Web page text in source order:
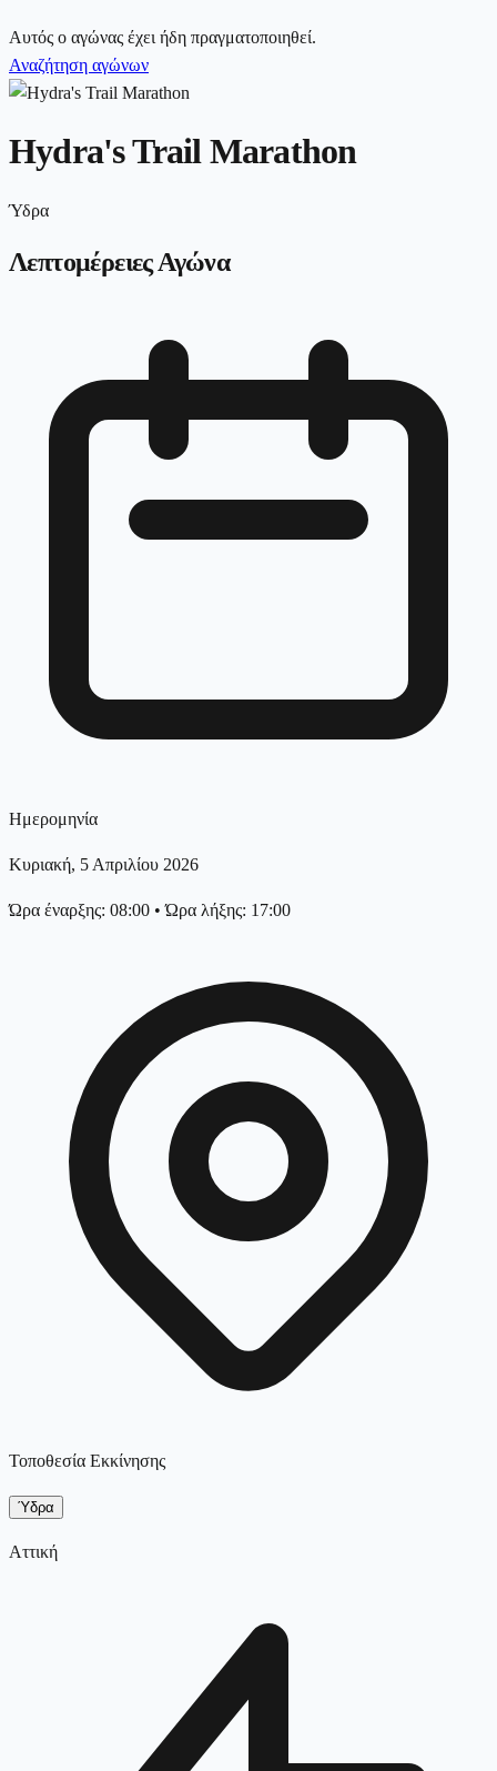
Αυτός ο αγώνας έχει ήδη πραγματοποιηθεί.
Αναζήτηση αγώνων
Hydra's Trail Marathon
Ύδρα
Λεπτομέρειες Αγώνα
Ημερομηνία
Κυριακή, 5 Απριλίου 2026
Ώρα έναρξης: 08:00 •Ώρα λήξης: 17:00
Τοποθεσία Εκκίνησης
Ύδρα
Αττική